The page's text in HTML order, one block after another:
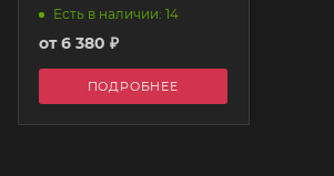
(п/с) 104076 MOTUL
Есть в наличии: 14
от6 380 ₽
ПОДРОБНЕЕ